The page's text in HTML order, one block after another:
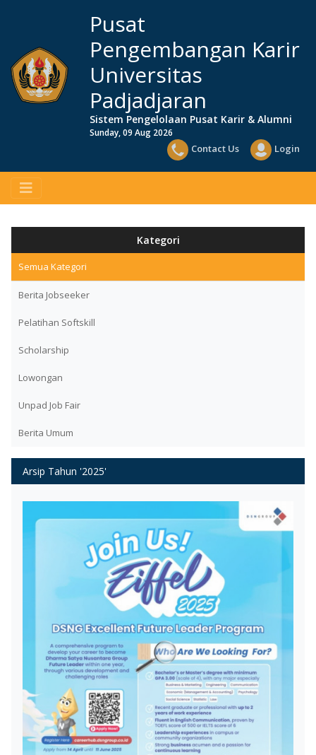
Pusat
Pengembangan Karir
Universitas
Padjadjaran
Sistem Pengelolaan Pusat Karir & Alumni
Sunday, 09 Aug 2026
Contact Us Login
Kategori
Semua Kategori
Berita Jobseeker
Pelatihan Softskill
Scholarship
Lowongan
Unpad Job Fair
Berita Umum
Arsip Tahun '2025'